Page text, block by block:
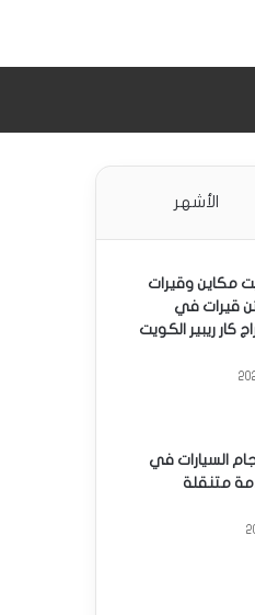
الأشهر
مكاين وقيرات
قيرات في
كار ريبير الكويت
السيارات في
متنقلة